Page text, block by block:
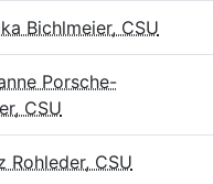
Bichlmeier, CSU
Porsche-
CSU
Rohleder, CSU